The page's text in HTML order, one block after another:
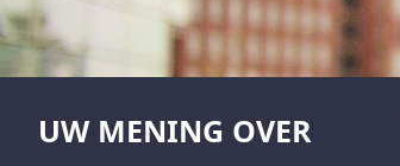
UW MENING OVER